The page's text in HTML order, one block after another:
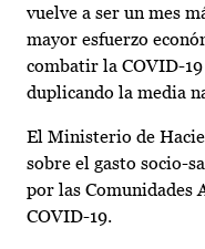
vuelve a ser un mes
mayor esfuerzo
combatir la COVID-
duplicando la media
El Ministerio de
sobre el gasto socio-
por las Comunidades
COVID-19.